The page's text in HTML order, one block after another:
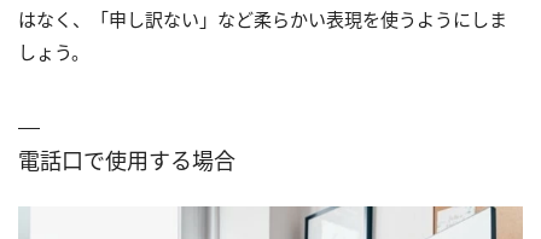
はなく、「申し訳ない」など柔らかい表現を使うようにしま
しょう。
電話口で使用する場合